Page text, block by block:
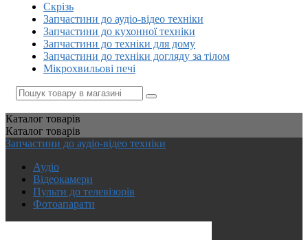
Скрізь
Запчастини до аудіо-відео техніки
Запчастини до кухонної техніки
Запчастини до техніки для дому
Запчастини до техніки догляду за тілом
Мікрохвильові печі
Каталог товарів
Каталог товарів
Запчастини до аудіо-відео техніки
Аудіо
Відеокамери
Пульти до телевізорів
Фотоапарати